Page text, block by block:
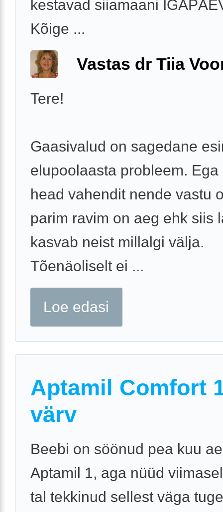
kestavad siiamaani
Kõige ...
Vastas dr Tiia
Tere!
Gaasivalud on sagedane
elupoolaasta probleem. Ega
head vahendit nende vastu
parim ravim on aeg ehk siis
kasvab neist millalgi välja.
Tõenäoliselt ei ...
Loe edasi
Aptamil Comfort
värv
Beebi on söönud pea kuu
Aptamil 1, aga nüüd
tal tekkinud sellest väga